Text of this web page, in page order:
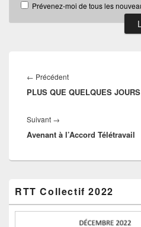
Prévenez-moi de tous les
de
l’article
← PrécédentArticle
précédent :
PLUS QUE QUELQUES
Suivant →
suivant :
Avenant à l’Accord Télétravail
principale
de
RTT Collectif 2022